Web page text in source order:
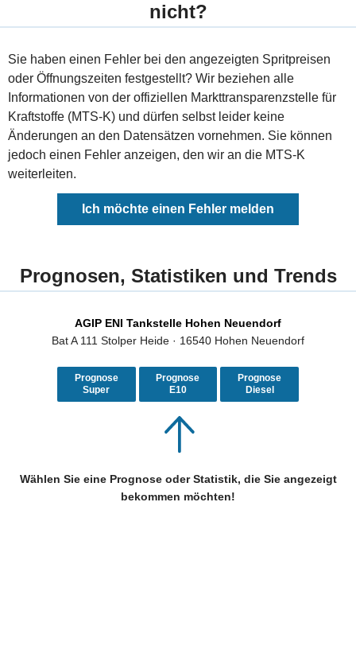
nicht?
Sie haben einen Fehler bei den angezeigten Spritpreisen
oder Öffnungszeiten festgestellt? Wir beziehen alle
Informationen von der offiziellen Markttransparenzstelle für
Kraftstoffe (MTS-K) und dürfen selbst leider keine
Änderungen an den Datensätzen vornehmen. Sie können
jedoch einen Fehler anzeigen, den wir an die MTS-K
weiterleiten.
Ich möchte einen Fehler melden
Prognosen, Statistiken und Trends
AGIP ENI Tankstelle Hohen Neuendorf
Bat A 111 Stolper Heide · 16540 Hohen Neuendorf
Prognose
Super
Prognose
E10
Prognose
Diesel
Wählen Sie eine Prognose oder Statistik, die Sie angezeigt
bekommen möchten!